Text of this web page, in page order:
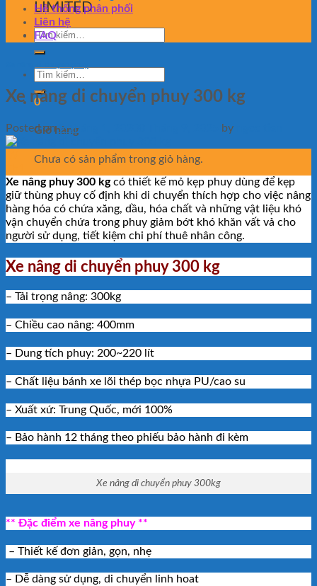
LIMITED
Tìm
Tìm
0
Giỏ hàng
Chưa có sản phẩm trong giỏ hàng.
Hệ thống phân phối
Liên hệ
FAQ
Xe nâng di chuyển phuy 300 kg
Posted on9 Tháng 1, 2020 by
Xe nâng phuy 300 kgcó thiết kế mỏ kẹp phuy dùng để kẹp
giữ thùng phuy cố định khi di chuyển thích hợp cho việc nâng
hàng hóa có chứa xăng, dầu, hóa chất và những vật liệu khó
vận chuyển chứa trong phuy giảm bớt khó khăn vất vả cho
người sử dụng, tiết kiệm chi phí thuê nhân công.
Xe nâng di chuyển phuy 300 kg
– Tải trọng nâng: 300kg
– Chiều cao nâng: 400mm
– Dung tích phuy: 200~220 lít
– Chất liệu bánh xe lõi thép bọc nhựa PU/cao su
– Xuất xứ: Trung Quốc, mới 100%
– Bảo hành 12 tháng theo phiếu bảo hành đi kèm
Xe nâng di chuyển phuy 300kg
** Đặc điểm xe nâng phuy **
– Thiết kế đơn giản, gọn, nhẹ
– Dễ dàng sử dụng, di chuyển linh hoat